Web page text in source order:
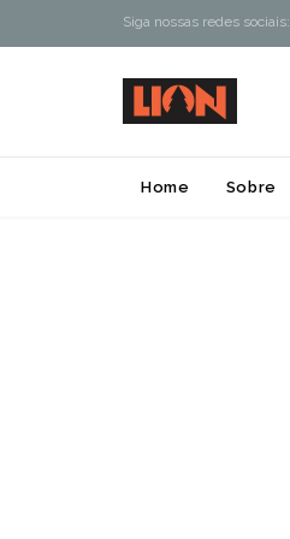
Siga nossas redes sociais:
Home Sobre